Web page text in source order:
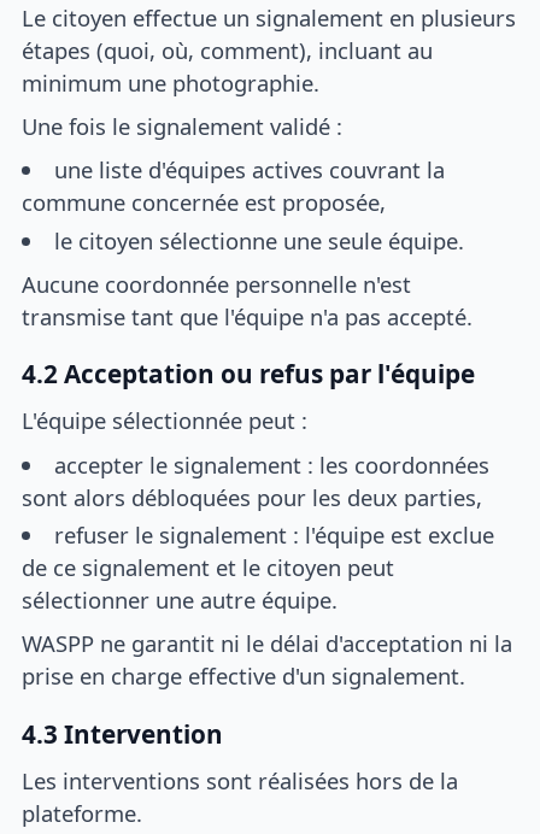
Le citoyen effectue un signalement en plusieurs
étapes (quoi, où, comment), incluant au
minimum une photographie.
Une fois le signalement validé :
une liste d'équipes actives couvrant la
commune concernée est proposée,
le citoyen sélectionne une seule équipe.
Aucune coordonnée personnelle n'est
transmise tant que l'équipe n'a pas accepté.
4.2 Acceptation ou refus par l'équipe
L'équipe sélectionnée peut :
accepter le signalement : les coordonnées
sont alors débloquées pour les deux parties,
refuser le signalement : l'équipe est exclue
de ce signalement et le citoyen peut
sélectionner une autre équipe.
WASPP ne garantit ni le délai d'acceptation ni la
prise en charge effective d'un signalement.
4.3 Intervention
Les interventions sont réalisées hors de la
plateforme.